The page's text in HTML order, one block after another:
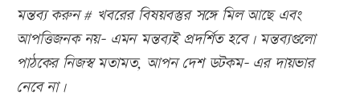
মন্তব্য করুন # খবরের বিষয়বস্তুর সঙ্গে মিল আছে এবং
আপত্তিজনক নয়- এমন মন্তব্যই প্রদর্শিত হবে। মন্তব্যগুলো
পাঠকের নিজস্ব মতামত, আপন দেশ ডটকম- এর দায়ভার
নেবে না।